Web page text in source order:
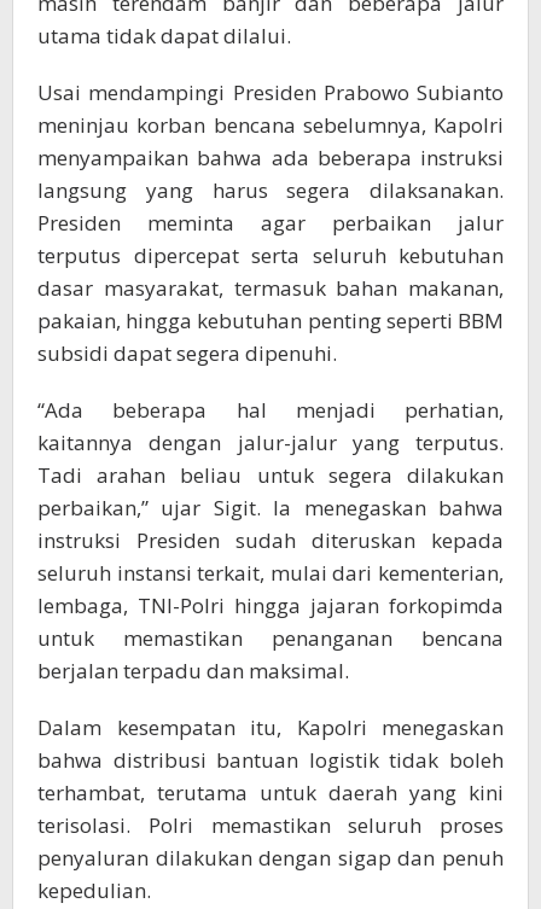
utama tidak dapat dilalui.
Usai mendampingi Presiden Prabowo Subianto
meninjau korban bencana sebelumnya, Kapolri
menyampaikan bahwa ada beberapa instruksi
langsung yang harus segera dilaksanakan.
Presiden meminta agar perbaikan jalur
terputus dipercepat serta seluruh kebutuhan
dasar masyarakat, termasuk bahan makanan,
pakaian, hingga kebutuhan penting seperti BBM
subsidi dapat segera dipenuhi.
“Ada beberapa hal menjadi perhatian,
kaitannya dengan jalur-jalur yang terputus.
Tadi arahan beliau untuk segera dilakukan
perbaikan,” ujar Sigit. Ia menegaskan bahwa
instruksi Presiden sudah diteruskan kepada
seluruh instansi terkait, mulai dari kementerian,
lembaga, TNI-Polri hingga jajaran forkopimda
untuk memastikan penanganan bencana
berjalan terpadu dan maksimal.
Dalam kesempatan itu, Kapolri menegaskan
bahwa distribusi bantuan logistik tidak boleh
terhambat, terutama untuk daerah yang kini
terisolasi. Polri memastikan seluruh proses
penyaluran dilakukan dengan sigap dan penuh
kepedulian.